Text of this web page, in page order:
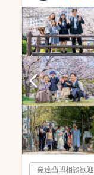
発達凸凹相談歓迎